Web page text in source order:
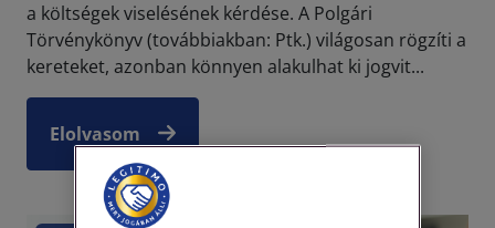
a költségek viselésének kérdése. A Polgári
Törvénykönyv (továbbiakban: Ptk.) világosan rögzíti a
kereteket, azonban könnyen alakulhat ki jogvit...
Elolvasom